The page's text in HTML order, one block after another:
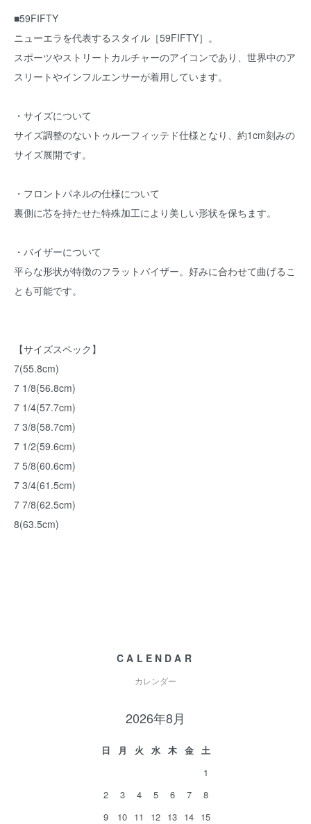
■59FIFTY
ニューエラを代表するスタイル［59FIFTY］。
スポーツやストリートカルチャーのアイコンであり、世界中のア
スリートやインフルエンサーが着用しています。
・サイズについて
サイズ調整のないトゥルーフィッテド仕様となり、約1cm刻みの
サイズ展開です。
・フロントパネルの仕様について
裏側に芯を持たせた特殊加工により美しい形状を保ちます。
・バイザーについて
平らな形状が特徴のフラットバイザー。好みに合わせて曲げるこ
とも可能です。
【サイズスペック】
7(55.8cm)
7 1/8(56.8cm)
7 1/4(57.7cm)
7 3/8(58.7cm)
7 1/2(59.6cm)
7 5/8(60.6cm)
7 3/4(61.5cm)
7 7/8(62.5cm)
8(63.5cm)
CALENDAR
カレンダー
2026年8月
日 月 火 水 木 金
土
1
2
3 4 5 6 7
8
9
10 11 12 13 14 15